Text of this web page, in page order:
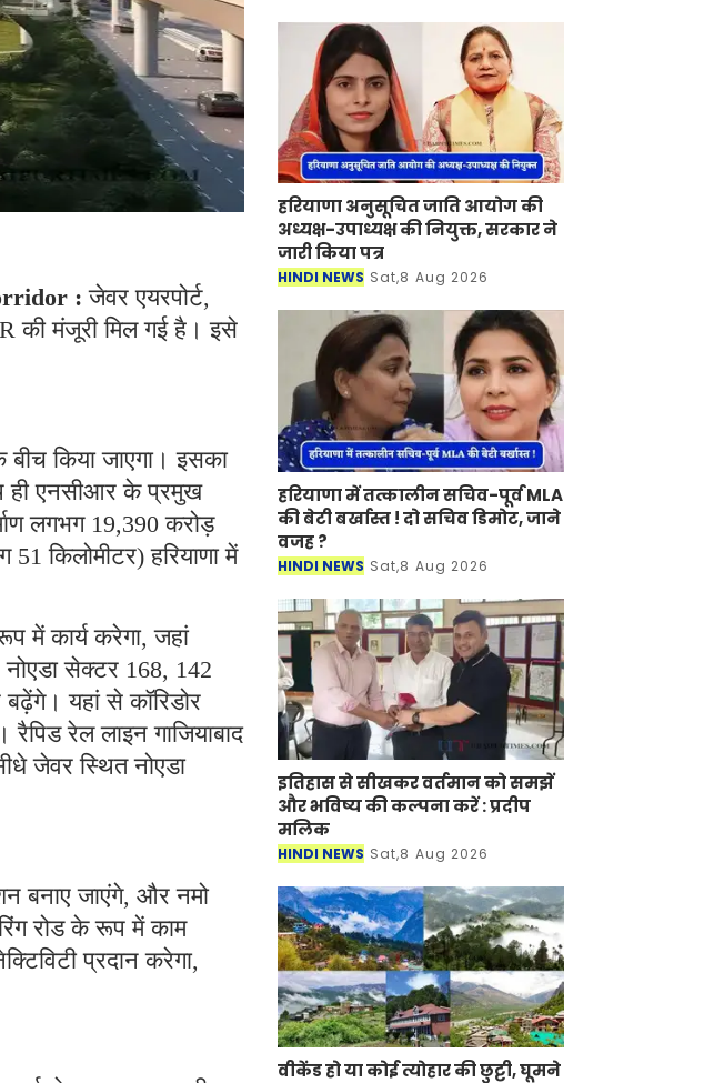
: जेवर एयरपोर्ट,
की मंजूरी मिल गई है। इसे
बीच किया जाएगा। इसका
ही एनसीआर के प्रमुख
लगभग 19,390 करोड़
किलोमीटर) हरियाणा में
में कार्य करेगा, जहां
नोएडा सेक्टर 168, 142
यहां से कॉरिडोर
रेल लाइन गाजियाबाद
जेवर स्थित नोएडा
बनाए जाएंगे, और नमो
रोड के रूप में काम
प्रदान करेगा,
और फिर क
हरियाणा अनुसूचित जाति आयोग की
अध्यक्ष-उपाध्यक्ष की नियुक्त, सरकार ने
जारी किया पत्र
HINDI NEWS Sat,8 Aug 2026
हरियाणा में तत्कालीन सचिव-पूर्व MLA
की बेटी बर्खास्त ! दो सचिव डिमोट, जाने
वजह ?
HINDI NEWS Sat,8 Aug 2026
इतिहास से सीखकर वर्तमान को समझें
और भविष्य की कल्पना करें : प्रदीप
मलिक
HINDI NEWS Sat,8 Aug 2026
वीकेंड हो या कोई त्योहार की छुट्टी, घूमने